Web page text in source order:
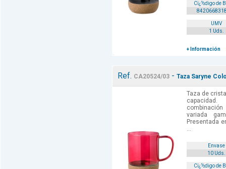
Cï¿½digo de
UMV
1 Uds.
+ Información
Ref. CA20524/03 - Taza Saryne
Taza de
variada
Presentada
...
Envase
10 Uds.
Cï¿½digo de